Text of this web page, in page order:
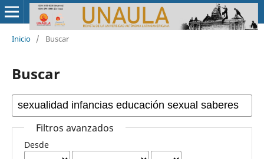
Inicio / Buscar
Buscar
Filtros avanzados
Desde